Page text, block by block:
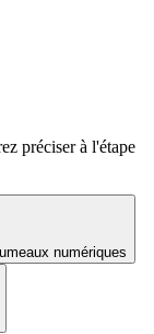
préciser à l'étape
numériques